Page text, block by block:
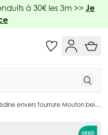
à 30€ les 3m >> Je
Tissu Suédine envers fourrure Mouton beige Vert kaki - Par 10 cm